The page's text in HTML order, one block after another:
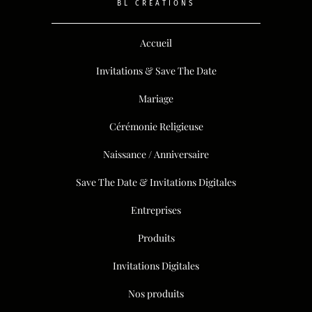
qualité au cœur de chaque réalisation,
afin de créer un événement qui vous
BL CRÉATIONS
Accueil
Invitations & Save The Date
Mariage
Cérémonie Religieuse
Naissance / Anniversaire
Save The Date & Invitations Digitales
Entreprises
Produits
Invitations Digitales
Nos produits